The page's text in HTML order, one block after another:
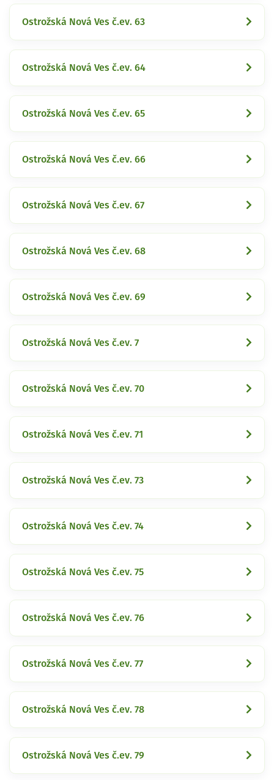
Ostrožská Nová Ves č.ev. 63
Ostrožská Nová Ves č.ev. 64
Ostrožská Nová Ves č.ev. 65
Ostrožská Nová Ves č.ev. 66
Ostrožská Nová Ves č.ev. 67
Ostrožská Nová Ves č.ev. 68
Ostrožská Nová Ves č.ev. 69
Ostrožská Nová Ves č.ev. 7
Ostrožská Nová Ves č.ev. 70
Ostrožská Nová Ves č.ev. 71
Ostrožská Nová Ves č.ev. 73
Ostrožská Nová Ves č.ev. 74
Ostrožská Nová Ves č.ev. 75
Ostrožská Nová Ves č.ev. 76
Ostrožská Nová Ves č.ev. 77
Ostrožská Nová Ves č.ev. 78
Ostrožská Nová Ves č.ev. 79